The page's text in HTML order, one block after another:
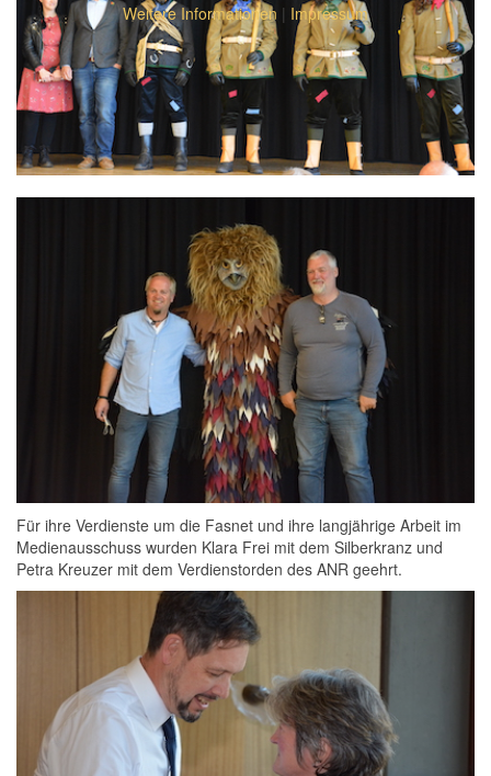
Für ihre Verdienste um die Fasnet und ihre langjährige Arbeit im
Medienausschuss wurden Klara Frei mit dem Silberkranz und
Petra Kreuzer mit dem Verdienstorden des ANR geehrt.
Weitere Informationen | Impressum